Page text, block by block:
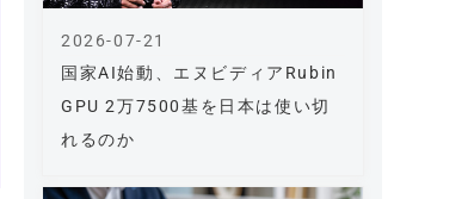
国家AI始動、エヌビディアRubin
GPU 2万7500基を日本は使い切
れるのか
2026-07-21